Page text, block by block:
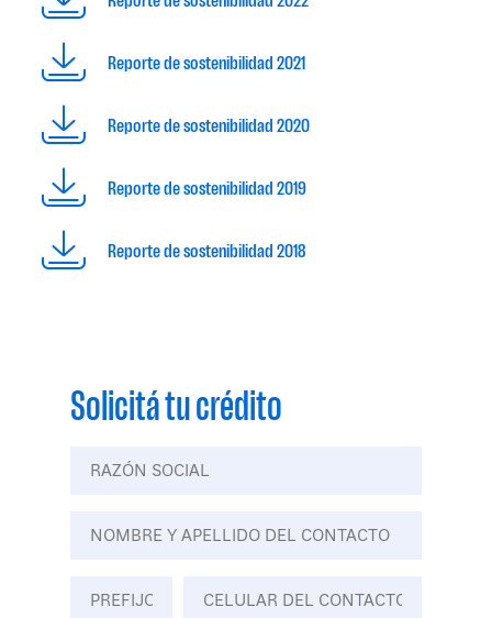
Reporte de sostenibilidad 2021
Reporte de sostenibilidad 2020
Reporte de sostenibilidad 2019
Reporte de sostenibilidad 2018
Solicitá tu crédito